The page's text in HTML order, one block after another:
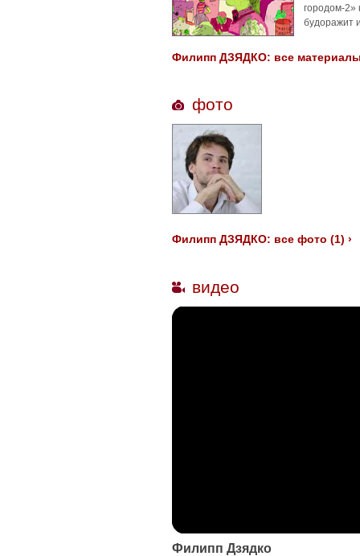
городом-2»
будоражит
Филипп ДЗЯДКО: все материалы
фото
Филипп ДЗЯДКО: все фото (1) ›
видео
Филипп Дзядко